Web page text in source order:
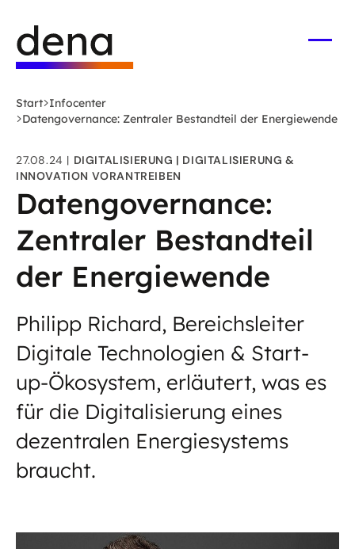
Hauptinhalt
springen
Deutsche
Energie-
Agentur
-
Startseite
Start Infocenter
Datengovernance: Zentraler Bestandteil der Energiewende
27.08.24 DIGITALISIERUNG
DIGITALISIERUNG &
INNOVATION VORANTREIBEN
Datengovernance:
Zentraler Bestandteil
der Energiewende
Philipp Richard, Bereichsleiter
Digitale Technologien & Start-
up-Ökosystem, erläutert, was es
für die Digitalisierung eines
dezentralen Energiesystems
braucht.